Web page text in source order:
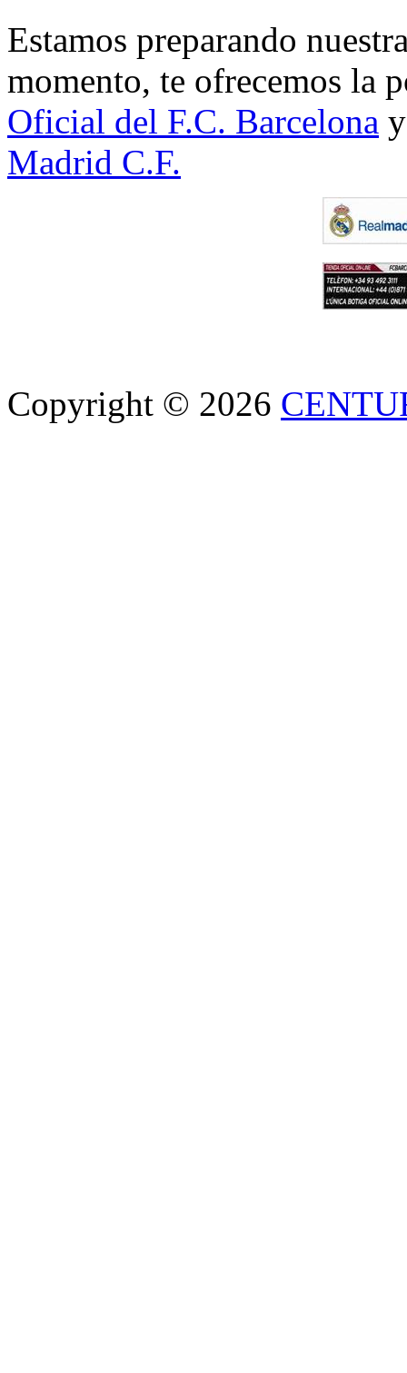
Estamos preparando
momento, te ofrecemos la
Oficial del F.C. Barcelona
Madrid C.F.
Copyright © 2026